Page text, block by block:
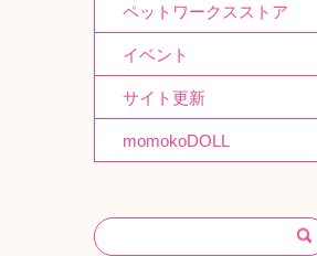
ペットワークスストア
イベント
サイト更新
momokoDOLL